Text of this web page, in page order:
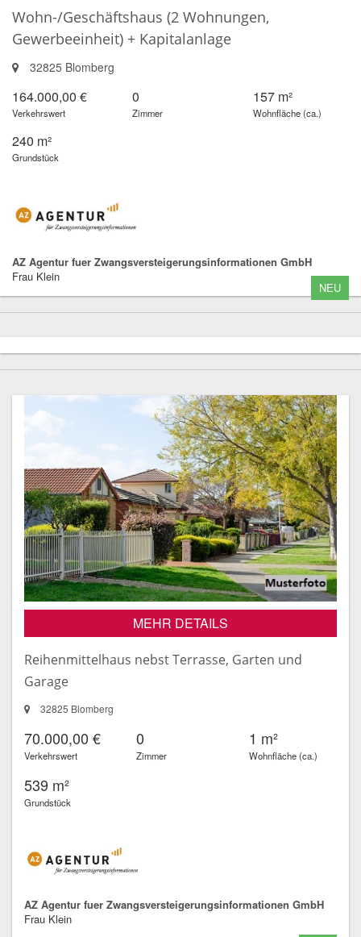
Wohn-/Geschäftshaus (2 Wohnungen,
Gewerbeeinheit) + Kapitalanlage
32825 Blomberg
164.000,00 €
Verkehrswert
0
Zimmer
157 m²
Wohnfläche (ca.)
240 m²
Grundstück
AZ Agentur fuer Zwangsversteigerungsinformationen GmbH
Frau Klein
NEU
MEHR DETAILS
Reihenmittelhaus nebst Terrasse, Garten und
Garage
32825 Blomberg
70.000,00 €
Verkehrswert
0
Zimmer
1 m²
Wohnfläche (ca.)
539 m²
Grundstück
AZ Agentur fuer Zwangsversteigerungsinformationen GmbH
Frau Klein